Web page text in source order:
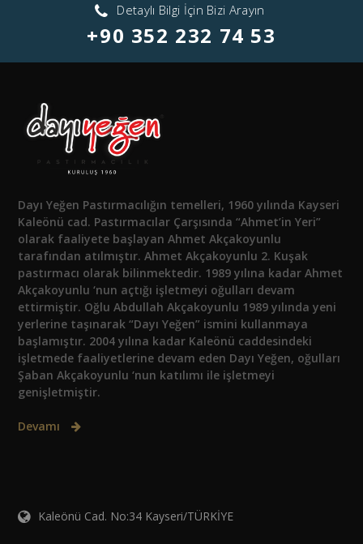
Detaylı Bilgi İçin Bizi Arayın
+90 352 232 74 53
Dayı Yeğen Pastırmacılığın temelleri, 1960 yılında Kayseri
Kaleönü cad. Pastırmacılar Çarşısında “Ahmet’in Yeri”
olarak faaliyete başlayan Ahmet Akçakoyunlu
tarafından atılmıştır. Ahmet Akçakoyunlu 2. Kuşak
pastırmacı olarak bilinmektedir. 1989 yılına kadar Ahmet
Akçakoyunlu ‘nun açtığı işletmeyi oğulları devam
ettirmiştir. Oğlu Abdullah Akçakoyunlu 1989 yılında yeni
yerlerine taşınarak “Dayı Yeğen” ismini kullanmaya
başlamıştır. 2004 yılına kadar Kaleönü caddesindeki
işletmede faaliyetlerine devam eden Dayı Yeğen, oğulları
Şaban Akçakoyunlu ‘nun katılımı ile işletmeyi
genişletmiştir.
Devamı
Kaleönü Cad. No:34 Kayseri/TÜRKİYE